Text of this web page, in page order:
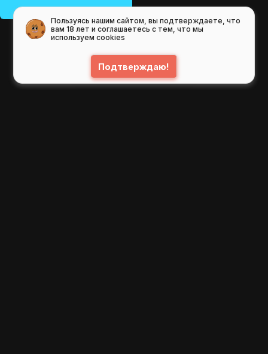
Пользуясь нашим сайтом, вы подтверждаете, что
вам 18 лет и соглашаетесь с тем, что мы
используем cookies
Подтверждаю!